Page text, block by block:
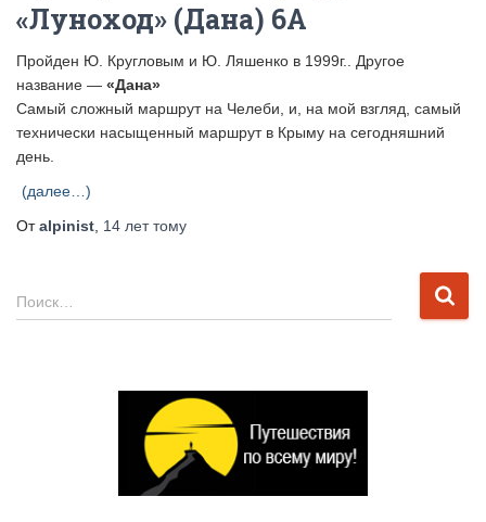
«Луноход» (Дана) 6А
Пройден Ю. Кругловым и Ю. Ляшенко в 1999г.. Другое
название — «Дана»
Самый сложный маршрут на Челеби, и, на мой взгляд, самый
технически насыщенный маршрут в Крыму на сегодняшний
день.
(далее…)
Отalpinist 14 леттому
Н
а
Поиск…